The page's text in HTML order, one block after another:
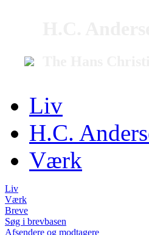
Liv
H.C.
Værk
Liv
Værk
Breve
Søg i brevbasen
Afsendere og modtagere